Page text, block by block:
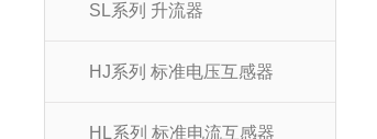
SL系列 升流器
HJ系列 标准电压互感器
HL系列 标准电流互感器